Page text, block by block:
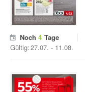
Noch 4 Tage
Gültig:27.07. - 11.08.